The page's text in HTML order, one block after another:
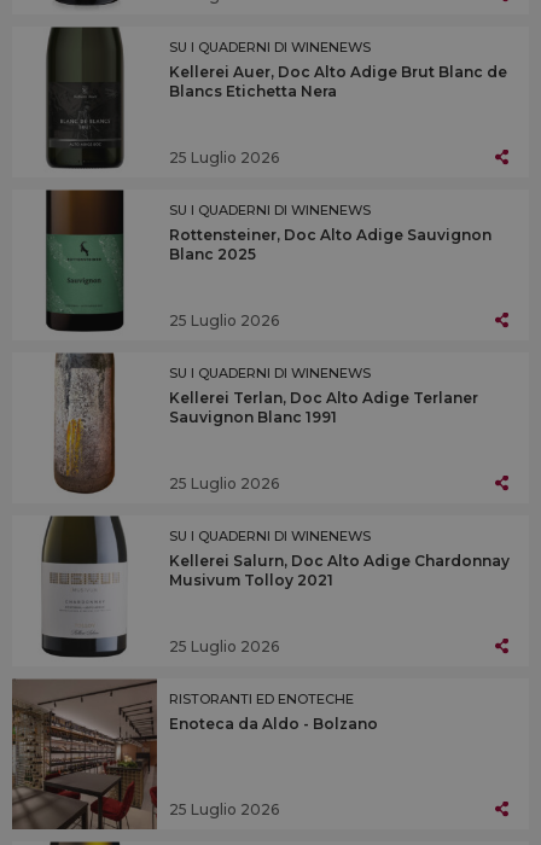
SU I QUADERNI DI WINENEWS
Kellerei Auer, Doc Alto Adige Brut Blanc de
Blancs Etichetta Nera
25 Luglio 2026
SU I QUADERNI DI WINENEWS
Rottensteiner, Doc Alto Adige Sauvignon
Blanc 2025
25 Luglio 2026
SU I QUADERNI DI WINENEWS
Kellerei Terlan, Doc Alto Adige Terlaner
Sauvignon Blanc 1991
25 Luglio 2026
SU I QUADERNI DI WINENEWS
Kellerei Salurn, Doc Alto Adige Chardonnay
Musivum Tolloy 2021
25 Luglio 2026
RISTORANTI ED ENOTECHE
Enoteca da Aldo - Bolzano
25 Luglio 2026